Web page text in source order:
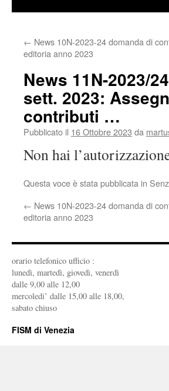
← News 10N-2023-24 domanda di
editoria anno 2023
News 11N-2023/
sett. 2023:
contributi …
Pubblicato il 16 Ottobre 2023 da
Non hai
Questa voce è stata pubblicata in
← News 10N-2023-24 domanda di
editoria anno 2023
orario telefonico ufficio :
lunedì, martedì, giovedì, venerdì
dalle 9,00 alle 12,00
mercoledi’ dalle 15,00 alle 18,00,
sabato chiuso
FISM di Venezia